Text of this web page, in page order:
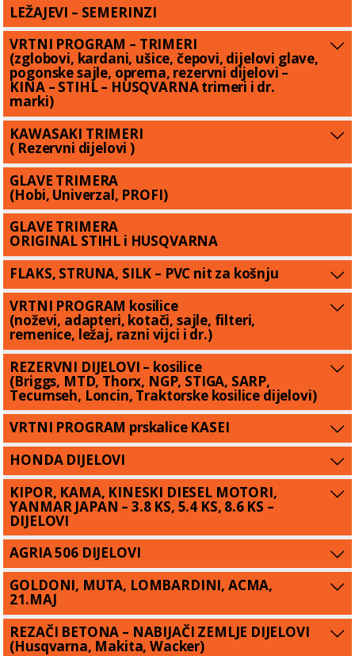
LEŽAJEVI – SEMERINZI
VRTNI PROGRAM – TRIMERI
(zglobovi, kardani, ušice, čepovi, dijelovi glave,
pogonske sajle, oprema, rezervni dijelovi –
KINA – STIHL – HUSQVARNA trimeri i dr.
marki)
KAWASAKI TRIMERI
( Rezervni dijelovi )
GLAVE TRIMERA
(Hobi, Univerzal, PROFI)
GLAVE TRIMERA
ORIGINAL STIHL i HUSQVARNA
FLAKS, STRUNA, SILK – PVC nit za košnju
VRTNI PROGRAM kosilice
(noževi, adapteri, kotači, sajle, filteri,
remenice, ležaj, razni vijci i dr.)
REZERVNI DIJELOVI – kosilice
(Briggs, MTD, Thorx, NGP, STIGA, SARP,
Tecumseh, Loncin, Traktorske kosilice dijelovi)
VRTNI PROGRAM prskalice KASEI
HONDA DIJELOVI
KIPOR, KAMA, KINESKI DIESEL MOTORI,
YANMAR JAPAN – 3.8 KS, 5.4 KS, 8.6 KS –
DIJELOVI
AGRIA 506 DIJELOVI
GOLDONI, MUTA, LOMBARDINI, ACMA,
21.MAJ
REZAČI BETONA – NABIJAČI ZEMLJE DIJELOVI
(Husqvarna, Makita, Wacker)